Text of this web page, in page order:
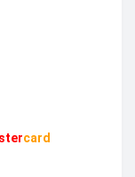
card